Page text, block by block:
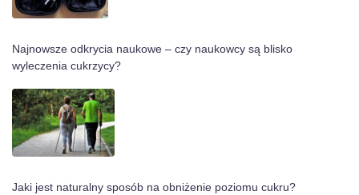
Najnowsze odkrycia naukowe – czy naukowcy są blisko
wyleczenia cukrzycy?
Jaki jest naturalny sposób na obniżenie poziomu cukru?